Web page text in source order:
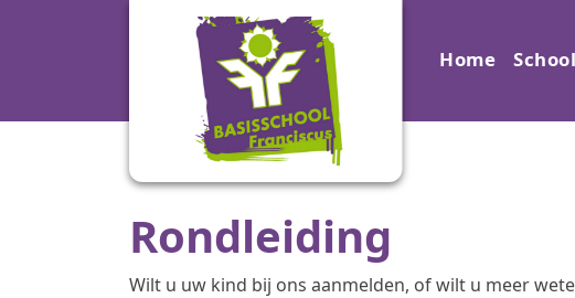
Home School
Rondleiding
Wilt u uw kind bij ons aanmelden, of wilt u meer